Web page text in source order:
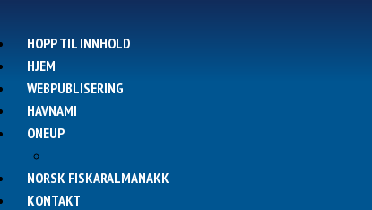
HOPP TIL INNHOLD
HJEM
WEBPUBLISERING
HAVNAMI
ONEUP
NORSK FISKARALMANAKK
KONTAKT